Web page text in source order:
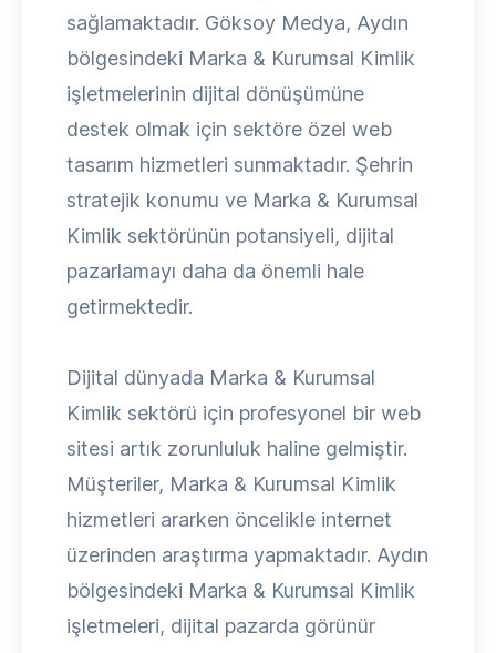
sağlamaktadır. Göksoy Medya, Aydın
bölgesindeki Marka & Kurumsal Kimlik
işletmelerinin dijital dönüşümüne
destek olmak için sektöre özel web
tasarım hizmetleri sunmaktadır. Şehrin
stratejik konumu ve Marka & Kurumsal
Kimlik sektörünün potansiyeli, dijital
pazarlamayı daha da önemli hale
getirmektedir.
Dijital dünyada Marka & Kurumsal
Kimlik sektörü için profesyonel bir web
sitesi artık zorunluluk haline gelmiştir.
Müşteriler, Marka & Kurumsal Kimlik
hizmetleri ararken öncelikle internet
üzerinden araştırma yapmaktadır. Aydın
bölgesindeki Marka & Kurumsal Kimlik
işletmeleri, dijital pazarda görünür